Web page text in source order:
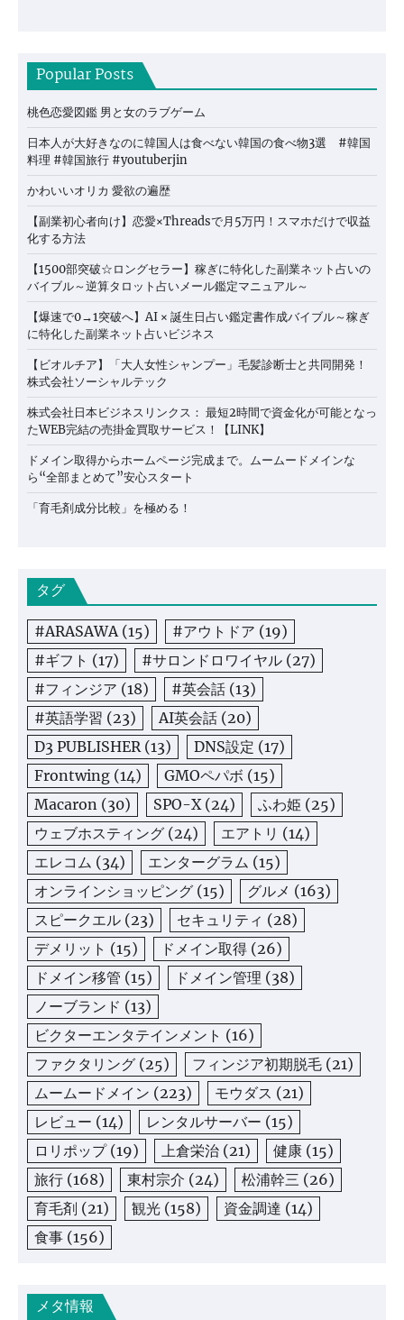
Popular Posts
桃色恋愛図鑑 男と女のラブゲーム
日本人が大好きなのに韓国人は食べない韓国の食べ物3選 #韓国
料理 #韓国旅行 #youtuberjin
かわいいオリカ 愛欲の遍歴
【副業初心者向け】恋愛×Threadsで月5万円！スマホだけで収益
化する方法
【1500部突破☆ロングセラー】稼ぎに特化した副業ネット占いの
バイブル～逆算タロット占いメール鑑定マニュアル～
【爆速で0→1突破へ】AI × 誕生日占い鑑定書作成バイブル～稼ぎ
に特化した副業ネット占いビジネス
【ビオルチア】「大人女性シャンプー」毛髪診断士と共同開発！
株式会社ソーシャルテック
株式会社日本ビジネスリンクス： 最短2時間で資金化が可能となっ
たWEB完結の売掛金買取サービス！【LINK】
ドメイン取得からホームページ完成まで。ムームードメインな
ら“全部まとめて”安心スタート
「育毛剤成分比較」を極める！
タグ
#ARASAWA (15) #アウトドア (19)
#ギフト (17) #サロンドロワイヤル (27)
#フィンジア (18) #英会話 (13)
#英語学習 (23) AI英会話 (20)
D3 PUBLISHER (13) DNS設定 (17)
Frontwing (14) GMOペパボ (15)
Macaron (30) SPO-X (24) ふわ姫 (25)
ウェブホスティング (24) エアトリ (14)
エレコム (34) エンターグラム (15)
オンラインショッピング (15) グルメ (163)
スピークエル (23) セキュリティ (28)
デメリット (15) ドメイン取得 (26)
ドメイン移管 (15) ドメイン管理 (38)
ノーブランド (13)
ビクターエンタテインメント (16)
ファクタリング (25) フィンジア初期脱毛 (21)
ムームードメイン (223) モウダス (21)
レビュー (14) レンタルサーバー (15)
ロリポップ(19) 上倉栄治 (21) 健康 (15)
旅行 (168) 東村宗介 (24) 松浦幹三 (26)
育毛剤 (21) 観光 (158) 資金調達 (14)
食事 (156)
メタ情報